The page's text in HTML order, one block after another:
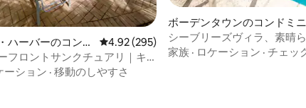
4.94つ星の平均評価
ハーバーのコンド
レビュー295件、5つ星中4.92つ星の平均
4.92 (295)
フロントサンクチュアリ｜キ
ト｜プール+ポーチ
ーション · 移動のしやすさ
ボーデンタウンのコンドミ
シーブリーズヴィラ、素晴
ー。車が含まれています！
家族 · ロケーション · チェッ